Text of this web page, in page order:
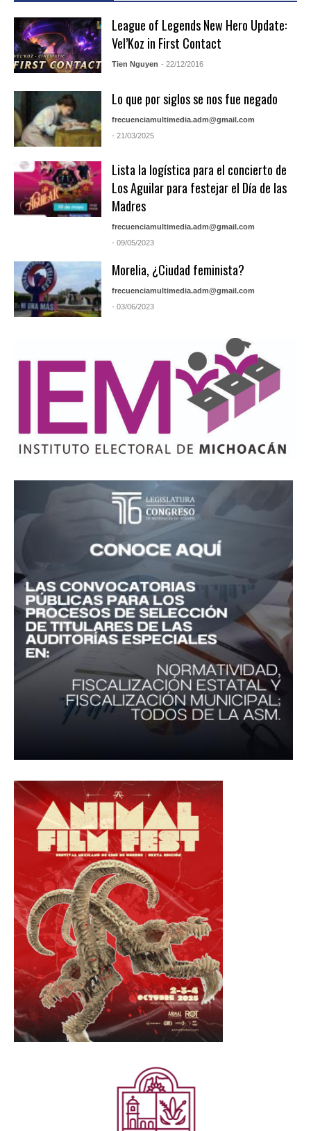
League of Legends New Hero Update:
Vel’Koz in First Contact
Tien Nguyen - 22/12/2016
Lo que por siglos se nos fue negado
frecuenciamultimedia.adm@gmail.com
- 21/03/2025
Lista la logística para el concierto de
Los Aguilar para festejar el Día de las
Madres
frecuenciamultimedia.adm@gmail.com
- 09/05/2023
Morelia, ¿Ciudad feminista?
frecuenciamultimedia.adm@gmail.com
- 03/06/2023